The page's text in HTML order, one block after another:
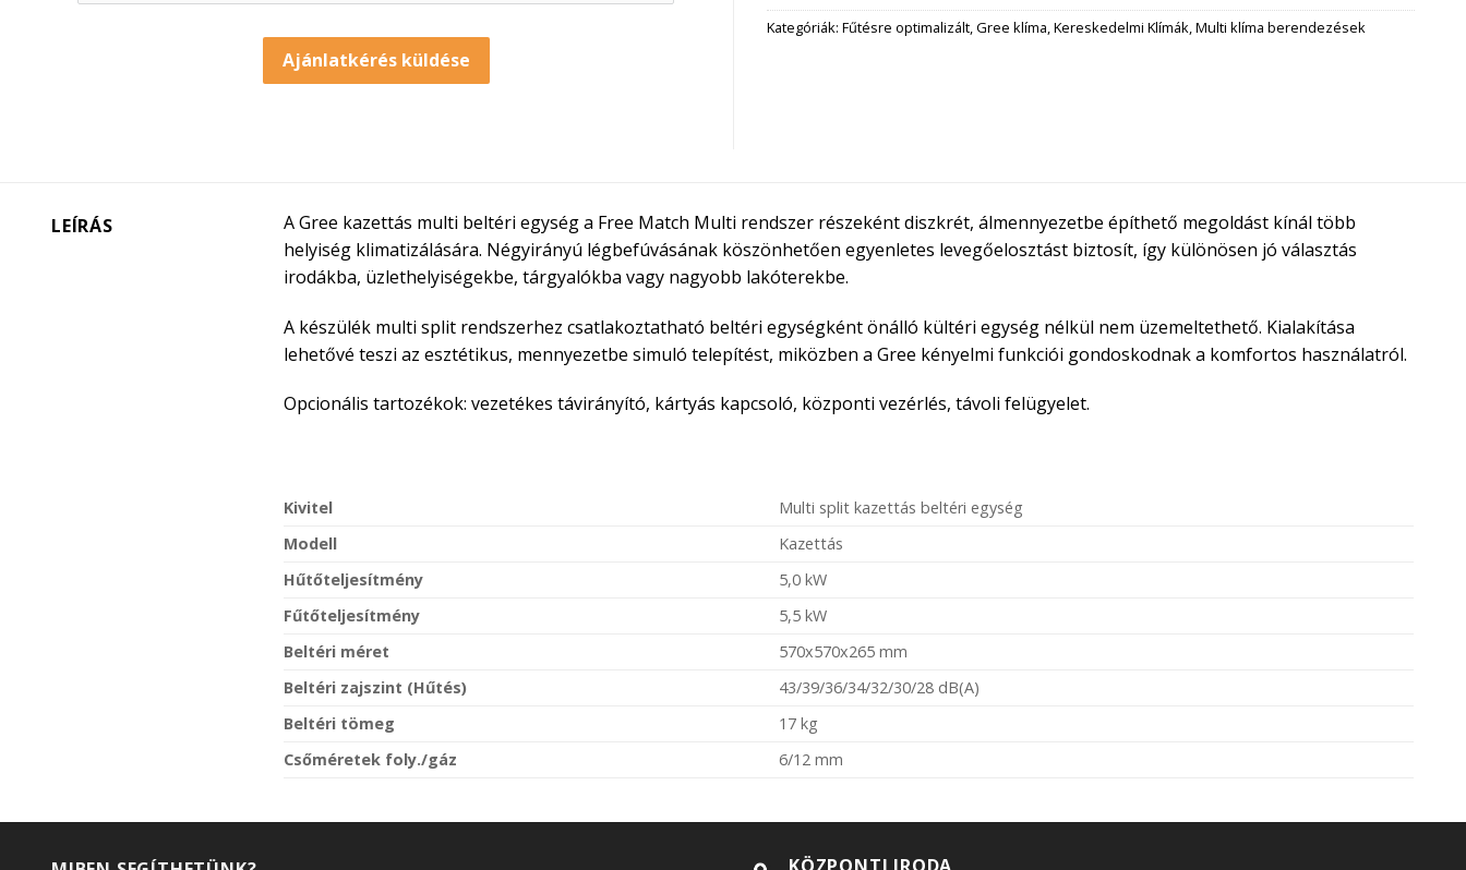
Ajánlatkérés küldése
Kategóriák: Fűtésre optimalizált,Gree klíma,Kereskedelmi Klímák,Multi klíma berendezések
LEÍRÁS
A Gree kazettás multi beltéri egység a Free Match Multi rendszer részeként diszkrét, álmennyezetbe építhető megoldást kínál több
helyiség klimatizálására. Négyirányú légbefúvásának köszönhetően egyenletes levegőelosztást biztosít, így különösen jó választás
irodákba, üzlethelyiségekbe, tárgyalókba vagy nagyobb lakóterekbe.
A készülék multi split rendszerhez csatlakoztatható beltéri egységként önálló kültéri egység nélkül nem üzemeltethető. Kialakítása
lehetővé teszi az esztétikus, mennyezetbe simuló telepítést, miközben a Gree kényelmi funkciói gondoskodnak a komfortos használatról.
Opcionális tartozékok: vezetékes távirányító, kártyás kapcsoló, központi vezérlés, távoli felügyelet.
Kivitel
Multi split kazettás beltéri egység
Modell
Kazettás
Hűtőteljesítmény
5,0 kW
Fűtőteljesítmény
5,5 kW
Beltéri méret
570x570x265 mm
Beltéri zajszint (Hűtés)
43/39/36/34/32/30/28 dB(A)
Beltéri tömeg
17 kg
Csőméretek foly./gáz
6/12 mm